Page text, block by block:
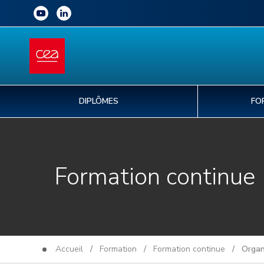
DIPLÔMES
Formation continue
Accueil / Formation / Formation continue /